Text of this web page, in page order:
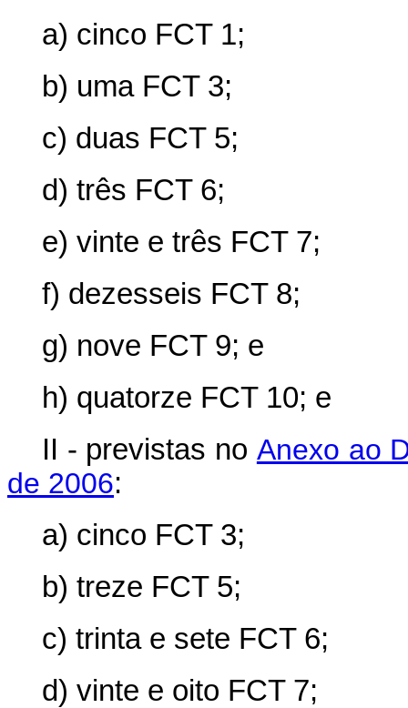
a) cinco FCT 1;
b) uma FCT 3;
c) duas FCT 5;
d) três FCT 6;
e) vinte e três FCT 7;
f) dezesseis FCT 8;
g) nove FCT 9; e
h) quatorze FCT 10; e
II - previstas no Anexo ao
de 2006:
a) cinco FCT 3;
b) treze FCT 5;
c) trinta e sete FCT 6;
d) vinte e oito FCT 7;